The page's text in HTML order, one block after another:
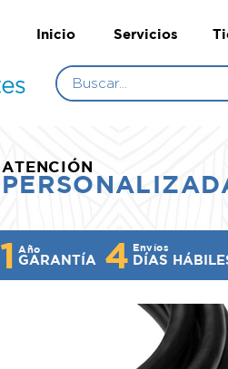
Inicio Servicios
ATENCIÓN
1 GARANTÍA
Año 4 DÍ​AS
Envíos